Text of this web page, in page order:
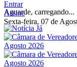
Aguarde, carregando...
Entrar
Assine
Sexta-feira, 07 de